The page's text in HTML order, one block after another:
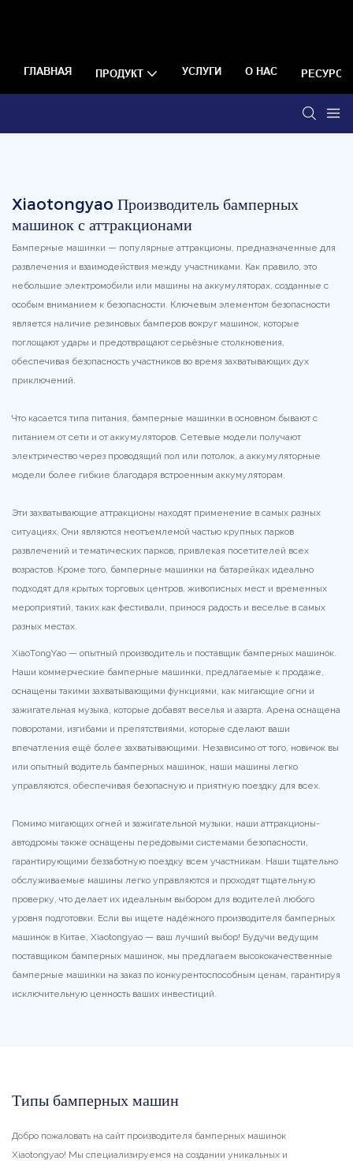
ГЛАВНАЯ ПРОДУКТ УСЛУГИ О НАС РЕСУРС
Xiaotongyao Производитель бамперных
машинок с аттракционами
Бамперные машинки — популярные аттракционы, предназначенные для
развлечения и взаимодействия между участниками. Как правило, это
небольшие электромобили или машины на аккумуляторах, созданные с
особым вниманием к безопасности. Ключевым элементом безопасности
является наличие резиновых бамперов вокруг машинок, которые
поглощают удары и предотвращают серьёзные столкновения,
обеспечивая безопасность участников во время захватывающих дух
приключений.
Что касается типа питания, бамперные машинки в основном бывают с
питанием от сети и от аккумуляторов. Сетевые модели получают
электричество через проводящий пол или потолок, а аккумуляторные
модели более гибкие благодаря встроенным аккумуляторам.
Эти захватывающие аттракционы находят применение в самых разных
ситуациях. Они являются неотъемлемой частью крупных парков
развлечений и тематических парков, привлекая посетителей всех
возрастов. Кроме того, бамперные машинки на батарейках идеально
подходят для крытых торговых центров, живописных мест и временных
мероприятий, таких как фестивали, принося радость и веселье в самых
разных местах.
XiaoTongYao — опытный производитель и поставщик бамперных машинок.
Наши коммерческие бамперные машинки, предлагаемые к продаже,
оснащены такими захватывающими функциями, как мигающие огни и
зажигательная музыка, которые добавят веселья и азарта. Арена оснащена
поворотами, изгибами и препятствиями, которые сделают ваши
впечатления ещё более захватывающими. Независимо от того, новичок вы
или опытный водитель бамперных машинок, наши машины легко
управляются, обеспечивая безопасную и приятную поездку для всех.
Помимо мигающих огней и зажигательной музыки, наши аттракционы-
автодромы также оснащены передовыми системами безопасности,
гарантирующими беззаботную поездку всем участникам. Наши тщательно
обслуживаемые машины легко управляются и проходят тщательную
проверку, что делает их идеальным выбором для водителей любого
уровня подготовки. Если вы ищете надёжного производителя бамперных
машинок в Китае, Xiaotongyao — ваш лучший выбор! Будучи ведущим
поставщиком бамперных машинок, мы предлагаем высококачественные
бамперные машинки на заказ по конкурентоспособным ценам, гарантируя
исключительную ценность ваших инвестиций.
Типы бамперных машин
Добро пожаловать на сайт производителя бамперных машинок
Xiaotongyao! Мы специализируемся на создании уникальных и